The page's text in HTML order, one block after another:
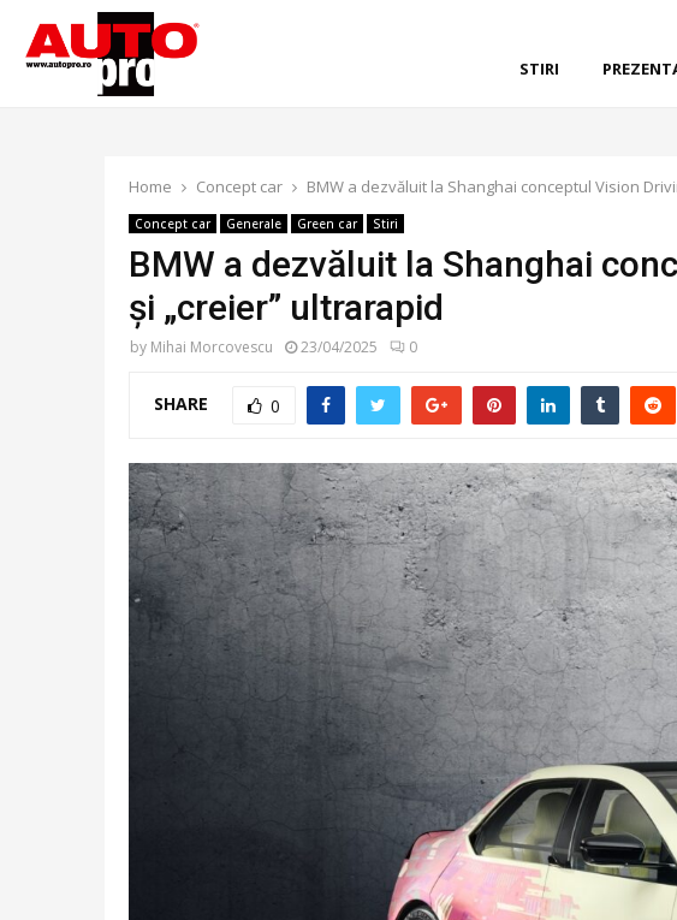
STIRI
Home Concept car BMW a dezvăluit la Shanghai conceptul Vision
Concept car Generale Green car Stiri
BMW a dezvăluit la Shanghai
și „creier” ultrarapid
by Mihai Morcovescu 23/04/2025 0
SHARE 0